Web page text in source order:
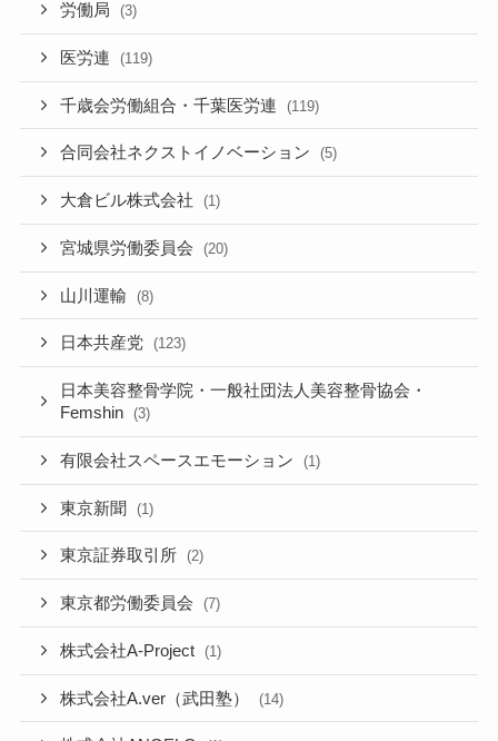
労働局 (3)
医労連 (119)
千歳会労働組合・千葉医労連 (119)
合同会社ネクストイノベーション (5)
大倉ビル株式会社 (1)
宮城県労働委員会 (20)
山川運輸 (8)
日本共産党 (123)
日本美容整骨学院・一般社団法人美容整骨協会・
Femshin
(3)
有限会社スペースエモーション (1)
東京新聞 (1)
東京証券取引所 (2)
東京都労働委員会 (7)
株式会社A-Project (1)
株式会社A.ver（武田塾） (14)